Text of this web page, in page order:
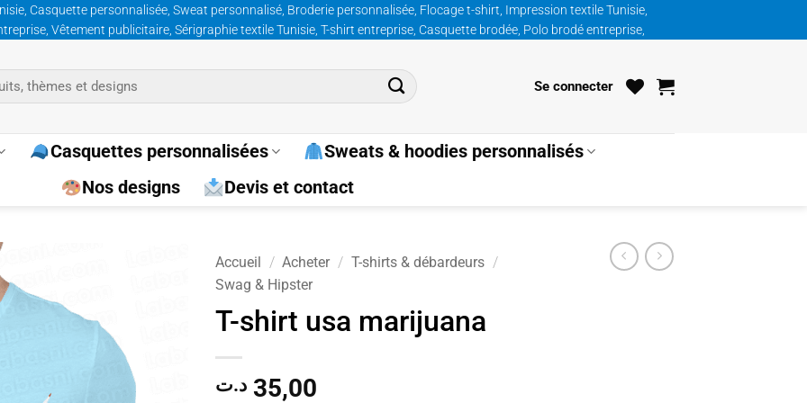
Casquette personnalisée, Sweat personnalisé, Broderie personnalisée, Flocage t-shirt, Impression textile Tunisie,
Vêtement publicitaire, Sérigraphie textile Tunisie, T-shirt entreprise, Casquette brodée, Polo brodé entreprise,
Se connecter
Casquettes personnalisées
Sweats & hoodies personnalisés
Nos designs
Devis et contact
wishlist
Accueil / Acheter / T-shirts & débardeurs /
Swag & Hipster
T-shirt usa marijuana
35,00 د.ت